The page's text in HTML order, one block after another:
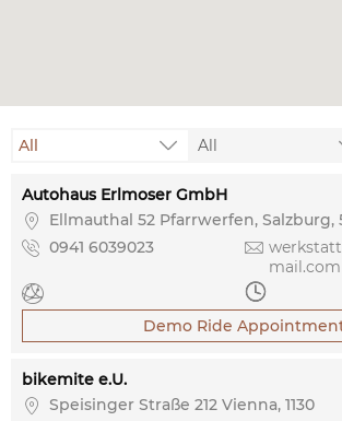
All All
Autohaus Erlmoser GmbH
 Ellmauthal 52 Pfarrwerfen, Salzburg,
 0941 6039023 
mail.com
 
Demo Ride
bikemite e.U.
 Speisinger Straße 212 Vienna, 1130